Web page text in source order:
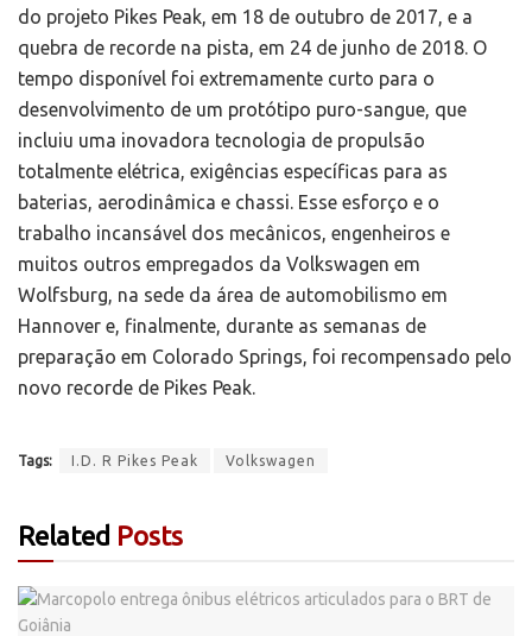
do projeto Pikes Peak, em 18 de outubro de 2017, e a
quebra de recorde na pista, em 24 de junho de 2018. O
tempo disponível foi extremamente curto para o
desenvolvimento de um protótipo puro-sangue, que
incluiu uma inovadora tecnologia de propulsão
totalmente elétrica, exigências específicas para as
baterias, aerodinâmica e chassi. Esse esforço e o
trabalho incansável dos mecânicos, engenheiros e
muitos outros empregados da Volkswagen em
Wolfsburg, na sede da área de automobilismo em
Hannover e, finalmente, durante as semanas de
preparação em Colorado Springs, foi recompensado pelo
novo recorde de Pikes Peak.
Tags: I.D. R Pikes Peak Volkswagen
Related Posts